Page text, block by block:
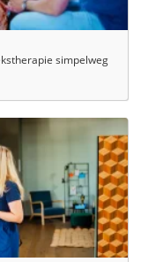
simpelweg